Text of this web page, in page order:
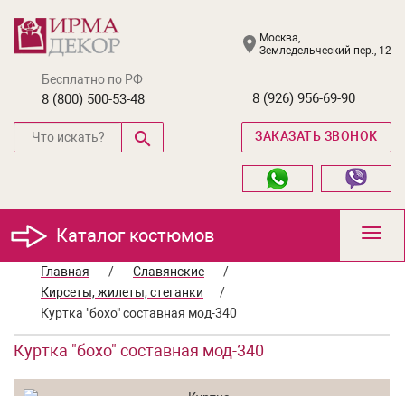
Москва,
Земледельческий пер., 12
Бесплатно по РФ
8 (800) 500-53-48 8 (926) 956-69-90
ЗАКАЗАТЬ ЗВОНОК
Каталог костюмов
Главная
/ Славянские
/
Кирсеты, жилеты, стеганки
/
Куртка "бохо" составная мод-340
Куртка "бохо" составная мод-340